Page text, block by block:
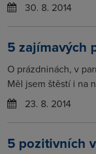
30. 8. 2014
5 zajímavých
O prázdninách, v
Měl jsem štěstí i na
23. 8. 2014
5 pozitivních